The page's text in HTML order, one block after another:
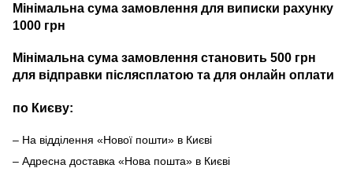
Мінімальна сума замовлення для виписки рахунку
1000 грн
Мінімальна сума замовлення становить 500 грн
для відправки післясплатою та для онлайн оплати
по Києву:
– На відділення «Нової пошти» в Києві
– Адресна доставка «Нова пошта» в Києві